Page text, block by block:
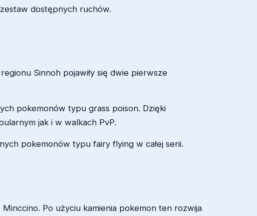
dostępnych ruchów.
Sinnoh pojawiły się dwie pierwsze
pokemonów typu grass poison. Dzięki
jak i w walkach PvP.
pokemonów typu fairy flying w całej serii.
Po użyciu kamienia pokemon ten rozwija